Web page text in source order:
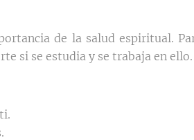
de la salud espiritual.
si se estudia y se trabaja en ello.